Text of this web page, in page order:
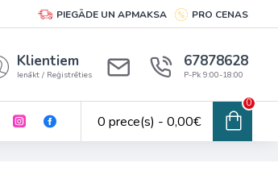
PIEGĀDE UN APMAKSA PRO CENAS
Klientiem
Ienākt / Reģistrēties
67878628
P-Pk 9:00-18:00
0 prece(s) - 0,00€
0